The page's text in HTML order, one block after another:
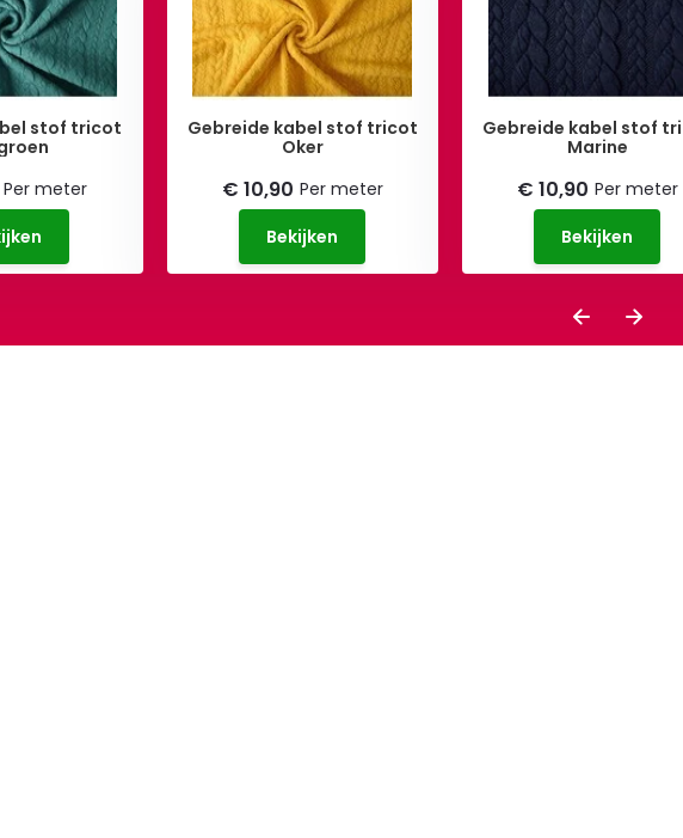
stof tricot
Per meter
Gebreide kabel stof tricot
Oker
€ 10,90 Per meter
Bekijken
Gebreide kabel stof
Marine
€ 10,90 Per meter
Bekijken